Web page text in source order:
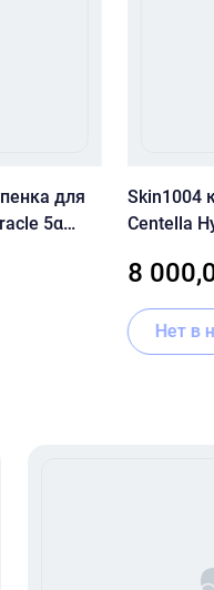
для
5α
Skin1004
Centella
100 мл
8
Нет в